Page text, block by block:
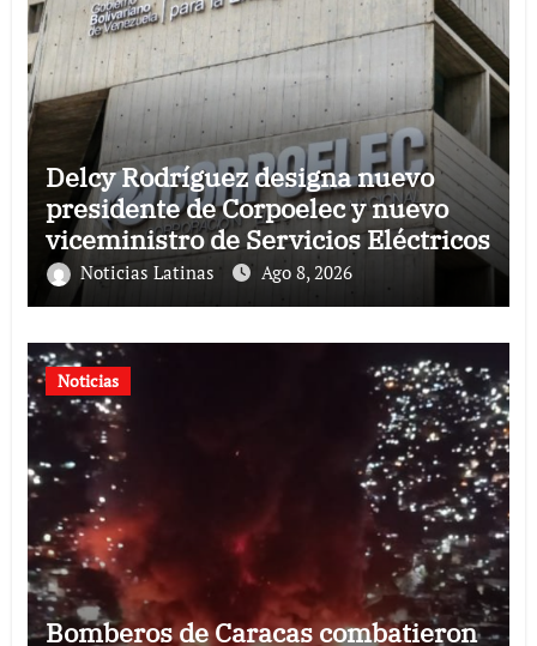
Delcy Rodríguez designa nuevo
presidente de Corpoelec y nuevo
viceministro de Servicios Eléctricos
Noticias Latinas Ago 8, 2026
Noticias
Bomberos de Caracas combatieron